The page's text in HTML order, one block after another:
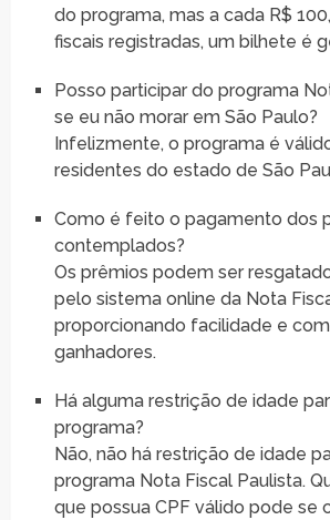
do programa, mas a cada R$
fiscais registradas, um bilhete é
Posso participar do programa
se eu não morar em São Paulo?
Infelizmente, o programa é
residentes do estado de São
Como é feito o pagamento dos
contemplados?
Os prêmios podem ser
pelo sistema online da Nota
proporcionando facilidade e
ganhadores.
Há alguma restrição de idade
programa?
Não, não há restrição de idade
programa Nota Fiscal Paulista.
que possua CPF válido pode se